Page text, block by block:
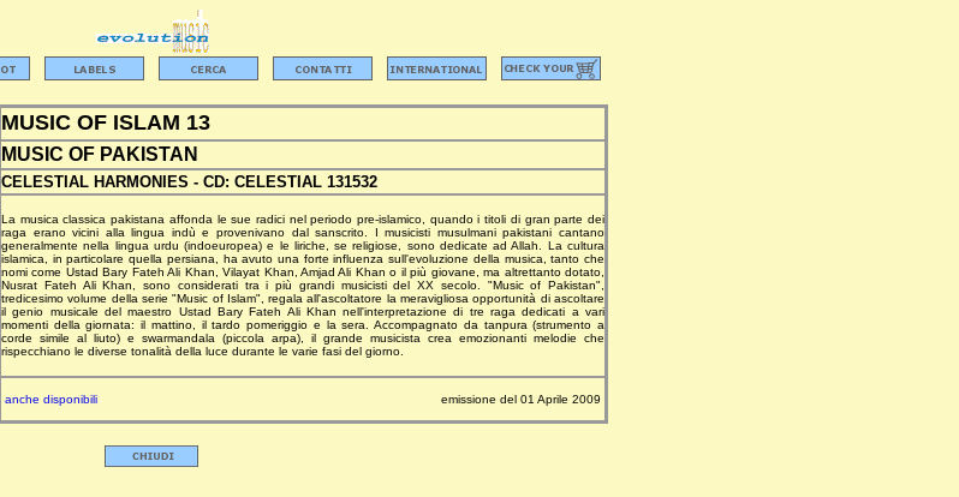
MUSIC OF ISLAM 13
MUSIC OF PAKISTAN
CELESTIAL HARMONIES - CD: CELESTIAL 131532
La musica classica pakistana affonda le sue radici nel periodo pre-islamico, quando i titoli di gran parte dei
raga erano vicini alla lingua indù e provenivano dal sanscrito. I musicisti musulmani pakistani cantano
generalmente nella lingua urdu (indoeuropea) e le liriche, se religiose, sono dedicate ad Allah. La cultura
islamica, in particolare quella persiana, ha avuto una forte influenza sull'evoluzione della musica, tanto che
nomi come Ustad Bary Fateh Ali Khan, Vilayat Khan, Amjad Ali Khan o il più giovane, ma altrettanto dotato,
Nusrat Fateh Ali Khan, sono considerati tra i più grandi musicisti del XX secolo. "Music of Pakistan",
tredicesimo volume della serie "Music of Islam", regala all'ascoltatore la meravigliosa opportunità di ascoltare
il genio musicale del maestro Ustad Bary Fateh Ali Khan nell'interpretazione di tre raga dedicati a vari
momenti della giornata: il mattino, il tardo pomeriggio e la sera. Accompagnato da tanpura (strumento a
corde simile al liuto) e swarmandala (piccola arpa), il grande musicista crea emozionanti melodie che
rispecchiano le diverse tonalità della luce durante le varie fasi del giorno.
anche disponibili emissione del 01 Aprile 2009